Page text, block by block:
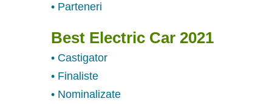
• Parteneri
Best Electric Car 2021
• Castigator
• Finaliste
• Nominalizate